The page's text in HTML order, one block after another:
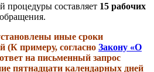
процедуры составляет 15 рабочих
иные сроки
(К примеру, согласно Закону «О
ответ на письменный запрос
пятнадцати календарных дней